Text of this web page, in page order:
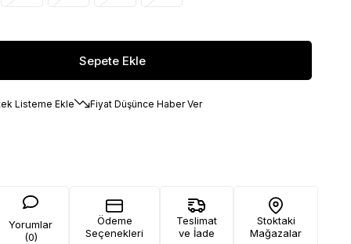
Listeme Ekle
Fiyat Düşünce Haber Ver
Yorumlar
(0)
Ödeme
Seçenekleri
Teslimat
ve İade
Stoktaki
Mağazalar